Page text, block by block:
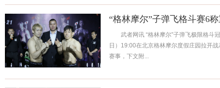
“格林摩尔”子弹飞格斗赛6
武者网讯 “格林摩尔”子弹飞极限格斗
日）19:00在北京格林摩尔度假庄园拉开
赛事，下文附...